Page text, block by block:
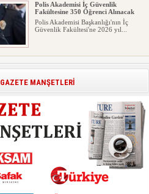
Polis Akademisi İç Güvenlik
Fakültesine 350 Öğrenci Alınacak
Polis Akademisi Başkanlığı'nın İç
Güvenlik Fakültesi'ne 2026 yıl...
E-Devlet Unutulan Para Sorgulaması
Başladı: Unuttuğunuz Paralar
İlgilendiriyor
İşte Okullarda Öğrencilerin
Kıyafet/Formalarının Belirlenmesine
Dair Usul ve Esaslar
Milli Eğitim Bakanlığı Temel Öğretim
Genel Müdürlüğü 22.07.2026 ...
Motorine Gece Yarısı Büyük İndirim
ABD-İran arasında yeniden diplomasi
yürütüleceği sinyallerinin p...
GAZETE MANŞETLERİ